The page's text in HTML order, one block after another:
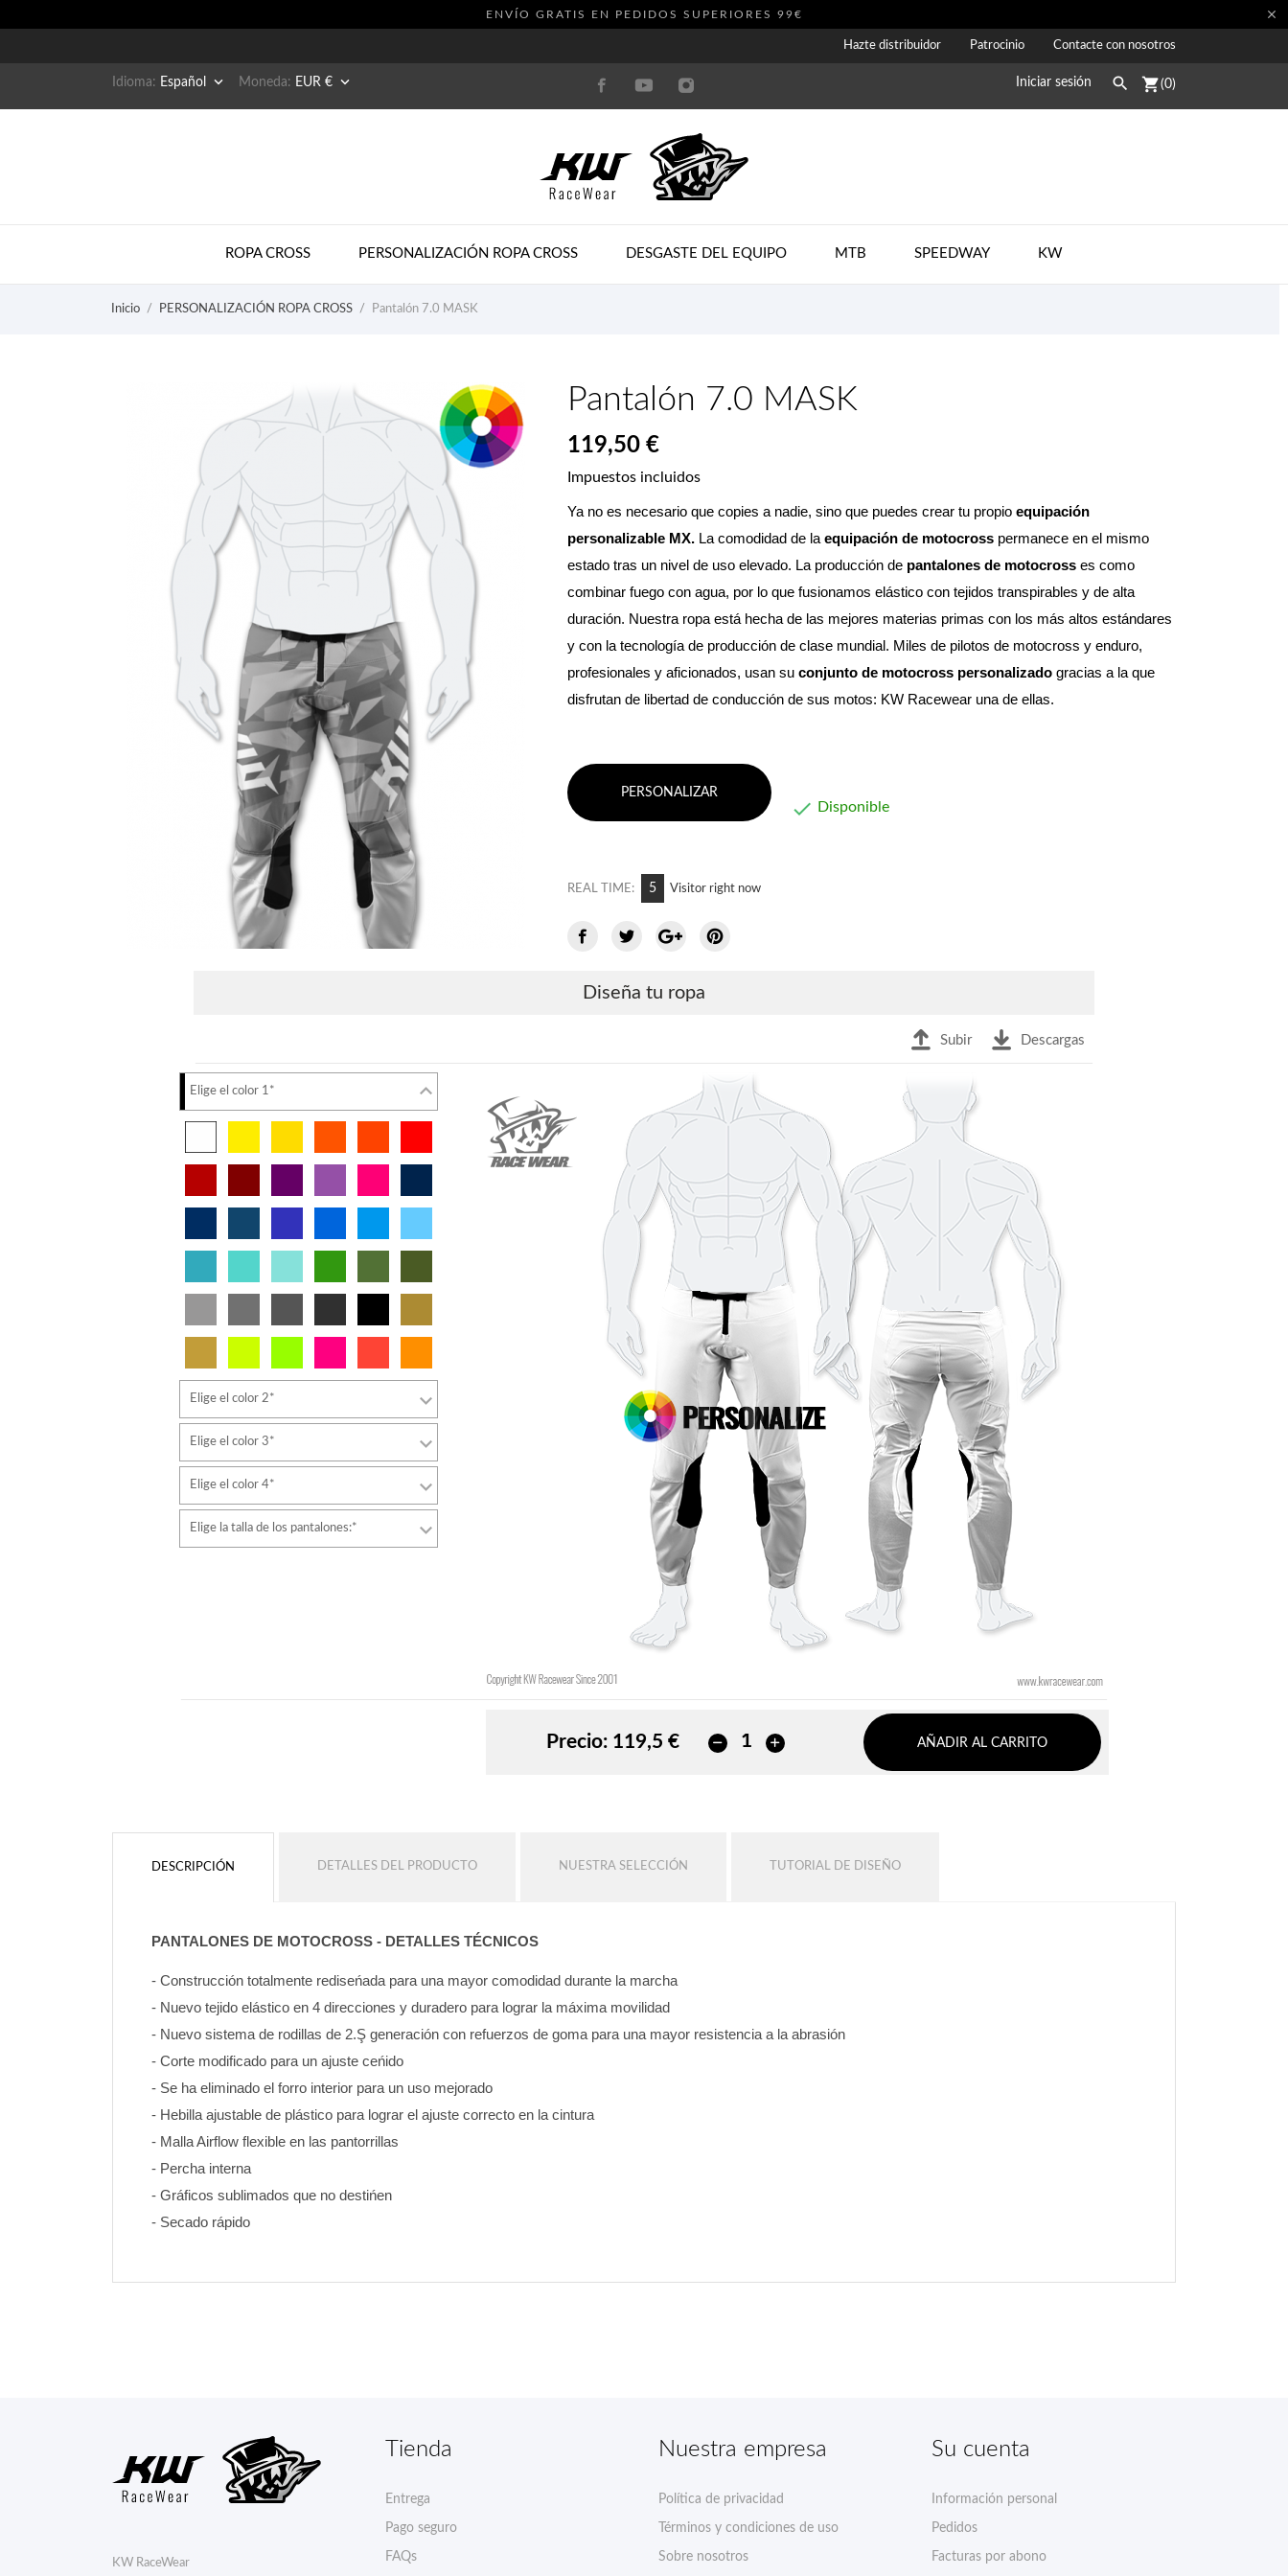
ENVÍO GRATIS EN PEDIDOS SUPERIORES 99€ 
Hazte distribuidor Patrocinio Contacte con nosotros
Idioma: Español  Moneda: EUR €  Iniciar sesión  shopping_cart(0)
ROPA CROSS PERSONALIZACIÓN ROPA CROSS DESGASTE DEL EQUIPO MTB SPEEDWAY KW
Inicio PERSONALIZACIÓN ROPA CROSS Pantalón 7.0 MASK
Pantalón 7.0 MASK
119,50 €
Impuestos incluidos
Ya no es necesario que copies a nadie, sino que puedes crear tu propio equipación
personalizable MX. La comodidad de la equipación de motocross permanece en el mismo
estado tras un nivel de uso elevado. La producción de pantalones de motocross es como
combinar fuego con agua, por lo que fusionamos elástico con tejidos transpirables y de alta
duración. Nuestra ropa está hecha de las mejores materias primas con los más altos estándares
y con la tecnología de producción de clase mundial. Miles de pilotos de motocross y enduro,
profesionales y aficionados, usan su conjunto de motocross personalizado gracias a la que
disfrutan de libertad de conducción de sus motos: KW Racewear una de ellas.
PERSONALIZAR
 Disponible
REAL TIME: 8 Visitor right now
Diseña tu ropa
Subir Descargas
Elige el color 1*
Elige el color 2*
Elige el color 3*
Elige el color 4*
Elige la talla de los pantalones:*
Precio: 119,5 € AÑADIR AL CARRITO
DESCRIPCIÓN DETALLES DEL PRODUCTO NUESTRA SELECCIÓN TUTORIAL DE DISEÑO
PANTALONES DE MOTOCROSS - DETALLES TÉCNICOS
- Construcción totalmente rediseńada para una mayor comodidad durante la marcha
- Nuevo tejido elástico en 4 direcciones y duradero para lograr la máxima movilidad
- Nuevo sistema de rodillas de 2.Ş generación con refuerzos de goma para una mayor resistencia a la abrasión
- Corte modificado para un ajuste ceńido
- Se ha eliminado el forro interior para un uso mejorado
- Hebilla ajustable de plástico para lograr el ajuste correcto en la cintura
- Malla Airflow flexible en las pantorrillas
- Percha interna
- Gráficos sublimados que no destińen
- Secado rápido
KW RaceWear
Tienda
Entrega
Pago seguro
FAQs
Nuestra empresa
Política de privacidad
Términos y condiciones de uso
Sobre nosotros
Su cuenta
Información personal
Pedidos
Facturas por abono